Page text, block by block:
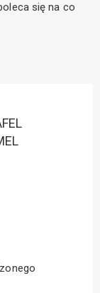
się na co